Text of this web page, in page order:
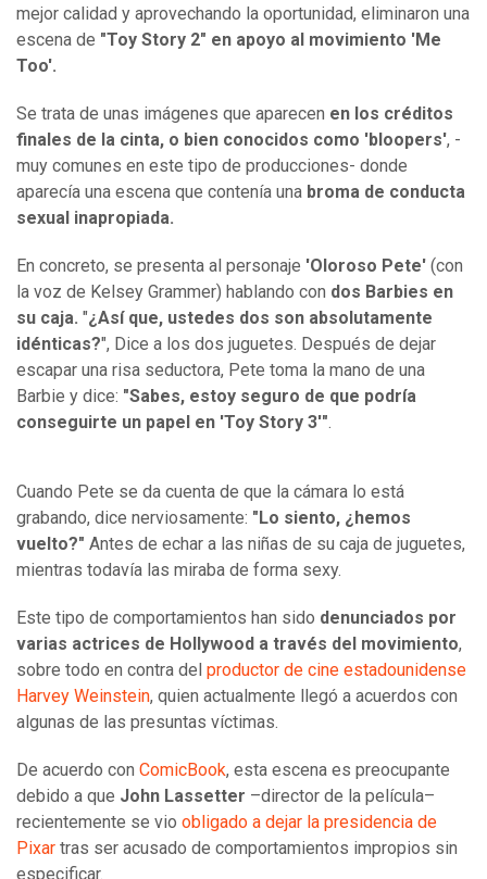
mejor calidad y aprovechando la oportunidad, eliminaron una
escena de "Toy Story 2" en apoyo al movimiento 'Me
Too'.
Se trata de unas imágenes que aparecen en los créditos
finales de la cinta, o bien conocidos como 'bloopers', -
muy comunes en este tipo de producciones- donde
aparecía una escena que contenía una broma de conducta
sexual inapropiada.
En concreto, se presenta al personaje 'Oloroso Pete' (con
la voz de Kelsey Grammer) hablando con dos Barbies en
su caja. "¿Así que, ustedes dos son absolutamente
idénticas?", Dice a los dos juguetes. Después de dejar
escapar una risa seductora, Pete toma la mano de una
Barbie y dice: "Sabes, estoy seguro de que podría
conseguirte un papel en 'Toy Story 3'".
Cuando Pete se da cuenta de que la cámara lo está
grabando, dice nerviosamente: "Lo siento, ¿hemos
vuelto?" Antes de echar a las niñas de su caja de juguetes,
mientras todavía las miraba de forma sexy.
Este tipo de comportamientos han sido denunciados por
varias actrices de Hollywood a través del movimiento,
sobre todo en contra del productor de cine estadounidense
Harvey Weinstein, quien actualmente llegó a acuerdos con
algunas de las presuntas víctimas.
De acuerdo con ComicBook, esta escena es preocupante
debido a que John Lassetter –director de la película–
recientemente se vio obligado a dejar la presidencia de
Pixar tras ser acusado de comportamientos impropios sin
especificar.